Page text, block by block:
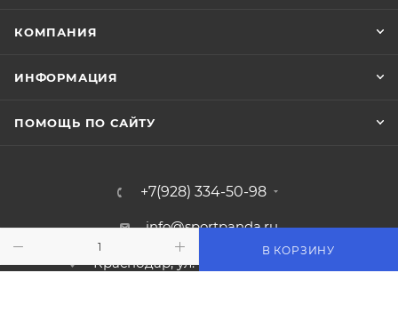
В КОРЗИНУ
КОМПАНИЯ
ИНФОРМАЦИЯ
ПОМОЩЬ ПО САЙТУ
+7(928) 334-50-98
info@sportpanda.ru
Краснодар, ул. Бородинская 156/13